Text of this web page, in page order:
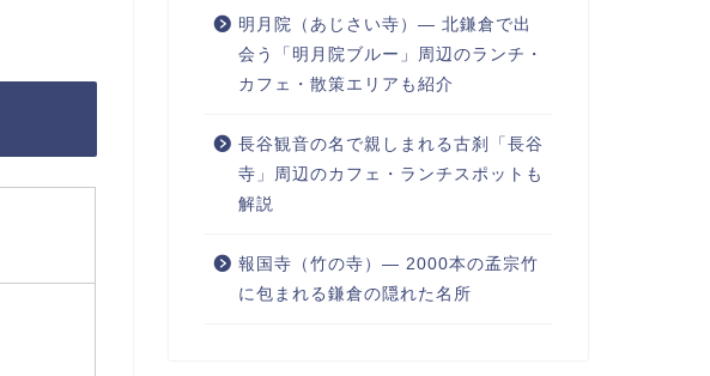
明月院（あじさい寺）― 北鎌倉で出
会う「明月院ブルー」周辺のランチ・
カフェ・散策エリアも紹介
長谷観音の名で親しまれる古刹「長谷
寺」周辺のカフェ・ランチスポットも
解説
報国寺（竹の寺）― 2000本の孟宗竹
に包まれる鎌倉の隠れた名所